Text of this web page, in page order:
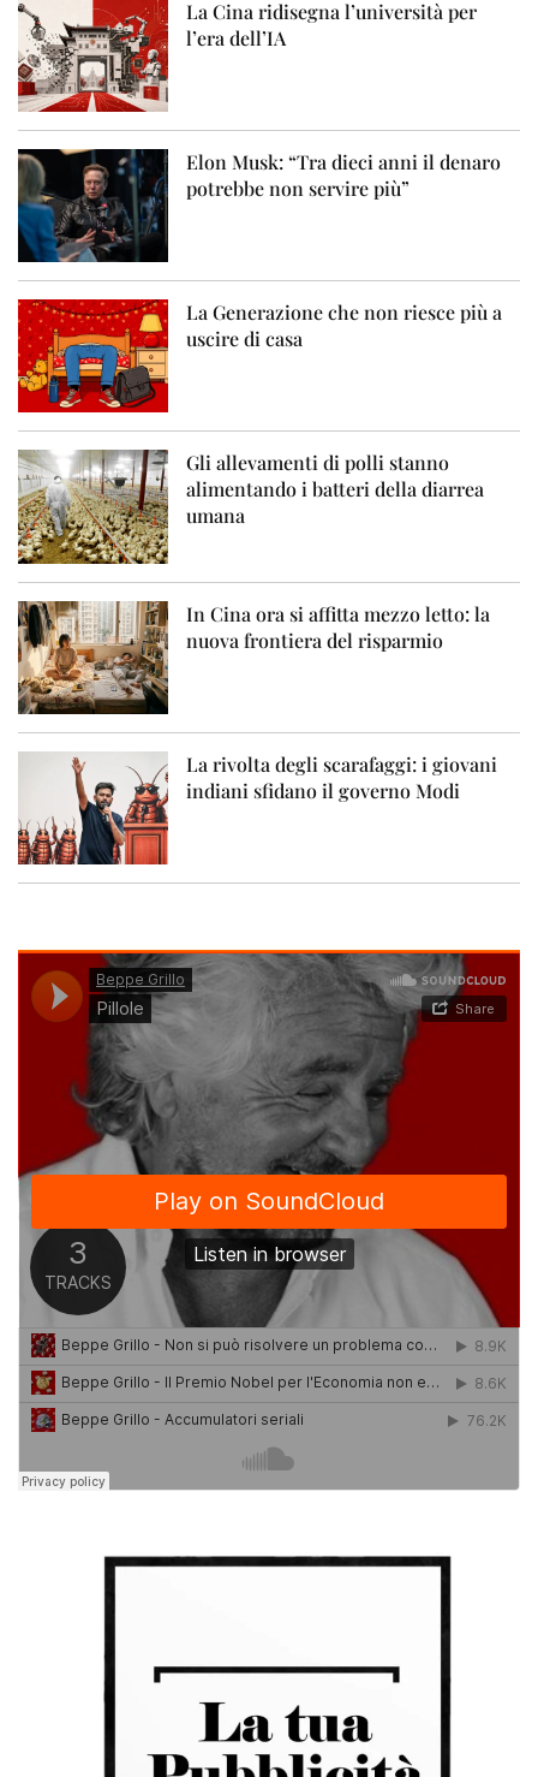
La Cina ridisegna l’università per
l’era dell’IA
Elon Musk: “Tra dieci anni il denaro
potrebbe non servire più”
La Generazione che non riesce più a
uscire di casa
Gli allevamenti di polli stanno
alimentando i batteri della diarrea
umana
In Cina ora si affitta mezzo letto: la
nuova frontiera del risparmio
La rivolta degli scarafaggi: i giovani
indiani sfidano il governo Modi